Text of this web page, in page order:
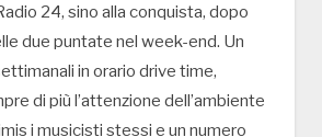
24, sino alla conquista, dopo
due puntate nel week-end. Un
in orario drive time,
di più l’attenzione dell’ambiente
i musicisti stessi e un numero